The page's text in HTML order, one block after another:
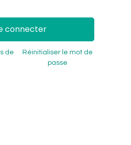
connecter
de
Réinitialiser le mot de
passe